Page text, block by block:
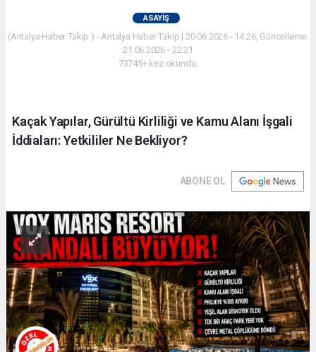
ASAYIŞ
(Antalya Haber Takip ) - Antalya Haber Takip | 20.06.2026 - 14:26, Güncelleme:
21.06.2026 - 22:21
73745+ kez okundu.
Kaçak Yapılar, Gürültü Kirliliği ve Kamu Alanı İşgali
İddiaları: Yetkililer Ne Bekliyor?
ABONE OL